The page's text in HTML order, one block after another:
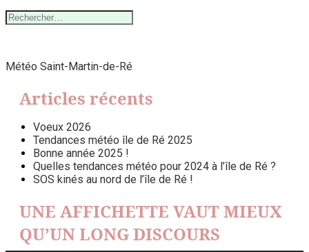
Rechercher :
Météo Saint-Martin-de-Ré
Articles récents
Voeux 2026
Tendances météo île de Ré 2025
Bonne année 2025 !
Quelles tendances météo pour 2024 à l’île de Ré ?
SOS kinés au nord de l’île de Ré !
UNE AFFICHETTE VAUT MIEUX
QU’UN LONG DISCOURS